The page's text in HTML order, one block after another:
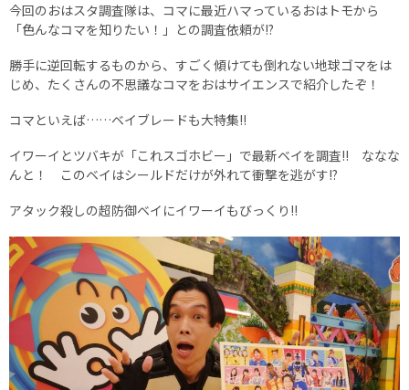
今回のおはスタ調査隊は、コマに最近ハマっているおはトモから
「色んなコマを知りたい！」との調査依頼が!?
勝手に逆回転するものから、すごく傾けても倒れない地球ゴマをは
じめ、たくさんの不思議なコマをおはサイエンスで紹介したぞ！
コマといえば……ベイブレードも大特集!!
イワーイとツバキが「これスゴホビー」で最新ベイを調査!! ななな
んと！ このベイはシールドだけが外れて衝撃を逃がす!?
アタック殺しの超防御ベイにイワーイもびっくり!!